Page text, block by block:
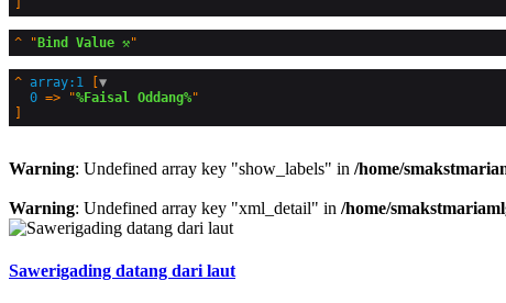
^ "Bind Value ⚒️
^ array:1 [▼
0 => "%Faisal Oddang%
Warning: Undefined array key "show_labels" in /home/
Warning: Undefined array key "xml_detail" in /home/
Sawerigading datang dari laut